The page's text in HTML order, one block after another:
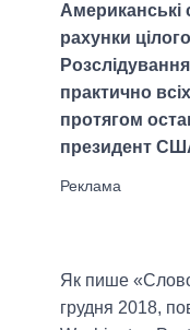
Американські
рахунки
практично
протягом
президент
Як пише «Слово
грудня 2018,